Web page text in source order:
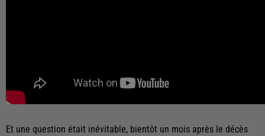
Et une question était inévitable, bientôt un mois après le décès